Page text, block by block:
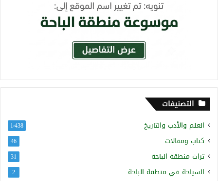
التصنيفات
العلم والأدب والتاريخ 1٬438
كتاب ومقالات 46
تراث منطقة الباحة 31
السياحة في منطقة الباحة 2